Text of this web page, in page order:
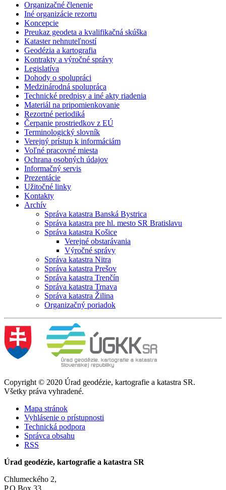
Organizačné členenie
Iné organizácie rezortu
Koncepcie
Preukaz geodeta a kvalifikačná skúška
Kataster nehnuteľností
Geodézia a kartografia
Kontrakty a výročné správy
Legislatíva
Dohody o spolupráci
Medzinárodná spolupráca
Technické predpisy a iné akty riadenia
Materiál na pripomienkovanie
Rezortné periodiká
Čerpanie prostriedkov z EÚ
Terminologický slovník
Verejný prístup k informáciám
Voľné pracovné miesta
Ochrana osobných údajov
Informačný servis
Prezentácie
Užitočné linky
Kontakty
Archív
Správa katastra Banská Bystrica
Správa katastra pre hl. mesto SR Bratislavu
Správa katastra Košice
Verejné obstarávania
Výročné správy
Správa katastra Nitra
Správa katastra Prešov
Správa katastra Trenčín
Správa katastra Trnava
Správa katastra Žilina
Organizačný poriadok
Copyright © 2020 Úrad geodézie, kartografie a katastra SR.
Všetky práva vyhradené.
Mapa stránok
Vyhlásenie o prístupnosti
Technická podpora
Správca obsahu
RSS
Úrad geodézie, kartografie a katastra SR
Chlumeckého 2,